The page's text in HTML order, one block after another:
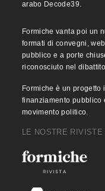
arabo Decode39.
Formiche vanta poi un
formati di convegni,
pubblico e a porte
riconosciuto nel
Formiche è un progetto
finanziamento pubblico
movimento politico.
LE NOSTRE RIVISTE